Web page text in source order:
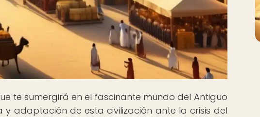
te sumergirá en el fascinante mundo del Antiguo
y adaptación de esta civilización ante la crisis del